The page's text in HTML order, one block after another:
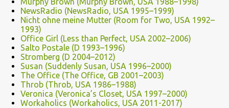
NewsRadio (NewsRadio, USA 1995–1999)
Nicht ohne meine Mutter (Room for Two, USA 1992–
1993)
Office Girl (Less than Perfect, USA 2002–2006)
Salto Postale (D 1993–1996)
Stromberg (D 2004–2012)
Susan (Suddenly Susan, USA 1996–2000)
The Office (The Office, GB 2001–2003)
Throb (Throb, USA 1986–1988)
Veronica (Veronica’s Closet, USA 1997–2000)
Workaholics (Workaholics, USA 2011-2017)